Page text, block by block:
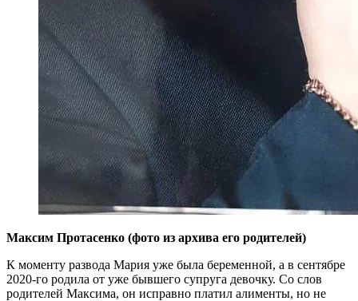
Максим Протасенко (фото из архива его родителей)
К моменту развода Мария уже была беременной, а в сентябре
2020-го родила от уже бывшего супруга девочку. Со слов
родителей Максима, он исправно платил алименты, но не